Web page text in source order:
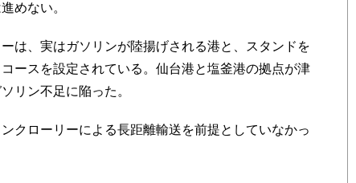
めない。
は、実はガソリンが陸揚げされる港と、スタンドを
ースを設定されている。仙台港と塩釜港の拠点が津
リン不足に陥った。
クローリーによる長距離輸送を前提としていなかっ